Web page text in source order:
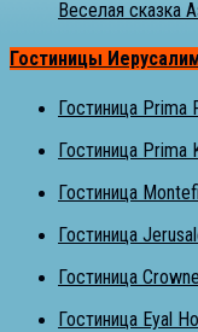
Веселая сказка
Гостиницы
Гостиница Prima
Гостиница Prima
Гостиница
Гостиница
Гостиница
Гостиница Eyal